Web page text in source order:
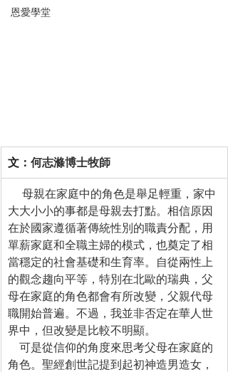
恩愛學堂
文： 何志滌博士牧師
母親在家庭中的角色是舉足輕重，家中
大大小小的事都是母親去打點。相信原因
在於國家遵循著傳統性別的職責分配，用
單薪家庭和全職主婦的模式，也奠定了相
當穩定的社會基礎和生育率。自從兩性上
的觀念趨向平等，特別在北歐的瑞典，父
母在家庭的角色都會有所改變，父親代母
職開始普遍。不過，我並非否定在華人世
界中，但改變是比較不明顯。
可是從信仰的角度來思考父母在家庭的
角色。聖經創世記提到起初神造男造女，